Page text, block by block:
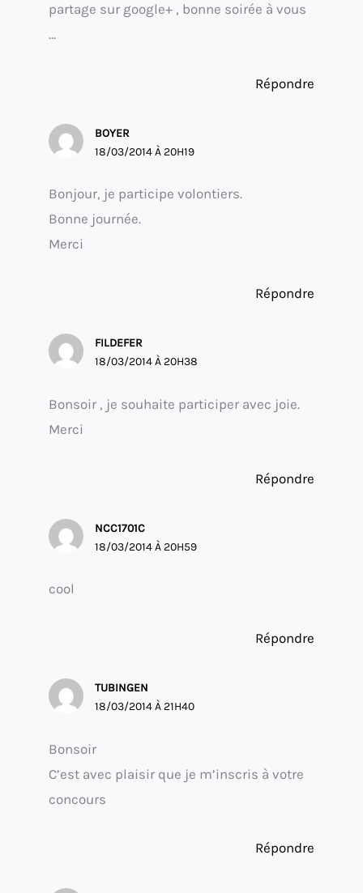
partage sur google+ , bonne soirée à vous
…
Répondre
BOYER
18/03/2014 À 20H19
Bonjour, je participe volontiers.
Bonne journée.
Merci
Répondre
FILDEFER
18/03/2014 À 20H38
Bonsoir , je souhaite participer avec joie.
Merci
Répondre
NCC1701C
18/03/2014 À 20H59
cool
Répondre
TUBINGEN
18/03/2014 À 21H40
Bonsoir
C’est avec plaisir que je m’inscris à votre
concours
Répondre